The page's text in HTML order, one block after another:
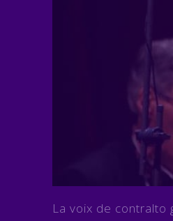
La voix de contralto